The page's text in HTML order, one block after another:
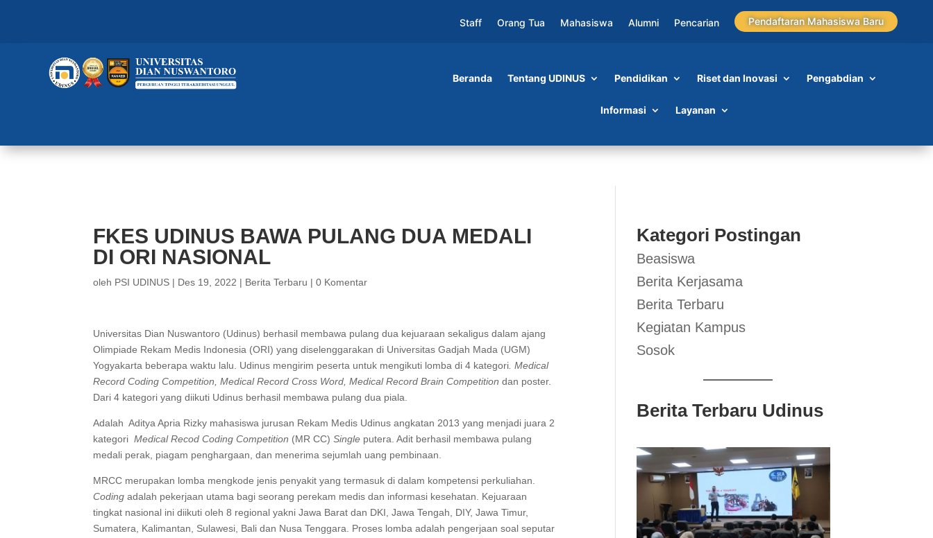
Staff Orang Tua Mahasiswa Alumni Pencarian Pendaftaran Mahasiswa Baru
Beranda Tentang UDINUS Pendidikan Riset dan Inovasi Pengabdian
Informasi Layanan
FKES UDINUS BAWA PULANG DUA MEDALI
DI ORI NASIONAL
oleh PSI UDINUS | Des 19, 2022 | Berita Terbaru |0 Komentar
Universitas Dian Nuswantoro (Udinus) berhasil membawa pulang dua kejuaraan sekaligus dalam ajang
Olimpiade Rekam Medis Indonesia (ORI) yang diselenggarakan di Universitas Gadjah Mada (UGM)
Yogyakarta beberapa waktu lalu. Udinus mengirim peserta untuk mengikuti lomba di 4 kategori . Medical
Record Coding Competition, Medical Record Cross Word, Medical Record Brain Competitiondan poster.
Dari 4 kategori yang diikuti Udinus berhasil membawa pulang dua piala.
Adalah Aditya Apria Rizky mahasiswa jurusan Rekam Medis Udinus angkatan 2013 yang menjadi juara 2
kategoriMedical Recod Coding Competition (MR CC)Single putera. Adit berhasil membawa pulang
medali perak, piagam penghargaan, dan menerima sejumlah uang pembinaan.
MRCC merupakan lomba mengkode jenis penyakit yang termasuk di dalam kompetensi perkuliahan.
Codingadalah pekerjaan utama bagi seorang perekam medis dan informasi kesehatan. Kejuaraan
tingkat nasional ini diikuti oleh 8 regional yakni Jawa Barat dan DKI, Jawa Tengah, DIY, Jawa Timur,
Sumatera, Kalimantan, Sulawesi, Bali dan Nusa Tenggara. Proses lomba adalah pengerjaan soal seputar
Kategori Postingan
Beasiswa
Berita Kerjasama
Berita Terbaru
Kegiatan Kampus
Sosok
Berita Terbaru Udinus